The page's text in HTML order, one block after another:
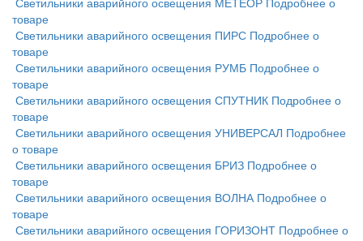
товаре
Светильники аварийного освещения ПИРС Подробнее о
товаре
Светильники аварийного освещения РУМБ Подробнее о
товаре
Светильники аварийного освещения СПУТНИК Подробнее о
товаре
Светильники аварийного освещения УНИВЕРСАЛ Подробнее
о товаре
Светильники аварийного освещения БРИЗ Подробнее о
товаре
Светильники аварийного освещения ВОЛНА Подробнее о
товаре
Светильники аварийного освещения ГОРИЗОНТ Подробнее о